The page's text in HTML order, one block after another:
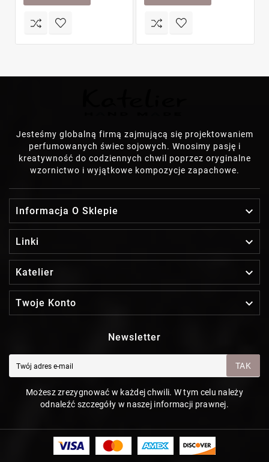
Jesteśmy globalną firmą zajmującą się projektowaniem
perfumowanych świec sojowych. Wnosimy pasję i
kreatywność do codziennych chwil poprzez oryginalne
wzornictwo i wyjątkowe kompozycje zapachowe.
Informacja O Sklepie 
Linki 
Katelier 
Twoje Konto 
Newsletter
TAK
Możesz zrezygnować w każdej chwili. W tym celu należy
odnaleźć szczegóły w naszej informacji prawnej.